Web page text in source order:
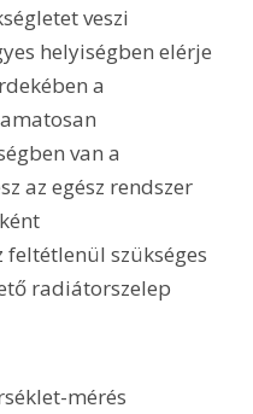
veszi
helyiségben elérje
a
van a
az egész rendszer
szükséges
radiátorszelep
mérés